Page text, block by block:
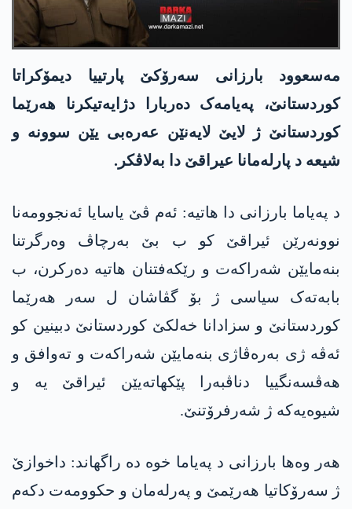
مەسعوود بارزانی سەرۆکێ پارتییا دیمۆکراتا
کوردستانێ، پەیامەک دەربارا دژایەتیکرنا هەرێما
کوردستانێ ژ لایێ لایەنێن عەرەبی یێن سوونە و
شیعە د پارلەمانا عیراقێ دا بەلاڤکر.
د پەیاما بارزانی دا هاتیە: ئەم ڤێ یاسایا ئەنجوومەنا
نوونەرێن ئیراقێ کو ب بێ بەرچاڤ وەرگرتنا
بنەمایێن شەراکەت و رێکەفتنان هاتیە دەرکرن، ب
بابەتەک سیاسی ژ بۆ گڤاشان ل سەر هەرێما
کوردستانێ و سزادانا خەلکێ کوردستانێ دبینین کو
ئەڤە ژی بەرەڤاژی بنەمایێن شەراکەت و تەوافق و
هەڤسەنگییا دناڤبەرا پێکهاتەیێن ئیراقێ یە و
شیوەیەکە ژ شەرفرۆتنێ.
هەر وەها بارزانی د پەیاما خوە دە راگهاند: داخوازێ
ژ سەرۆکاتیا هەرێمێ و پەرلەمان و حکوومەت دکەم